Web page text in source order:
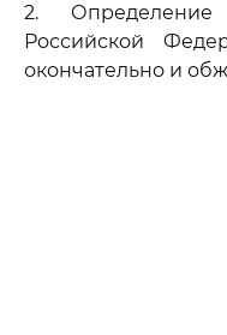
2. Определение
Российской
окончательно и